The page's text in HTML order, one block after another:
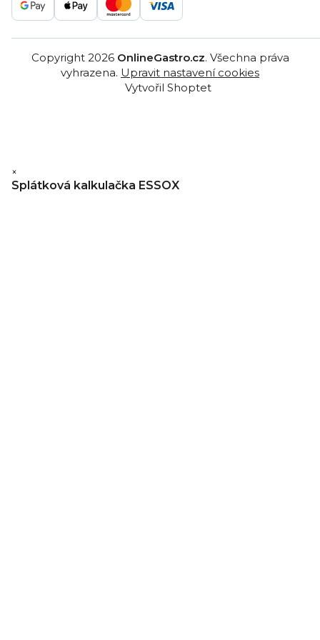
Vytvořil Shoptet
Copyright 2026 OnlineGastro.cz. Všechna práva
vyhrazena. Upravit nastavení cookies
×
Splátková kalkulačka ESSOX